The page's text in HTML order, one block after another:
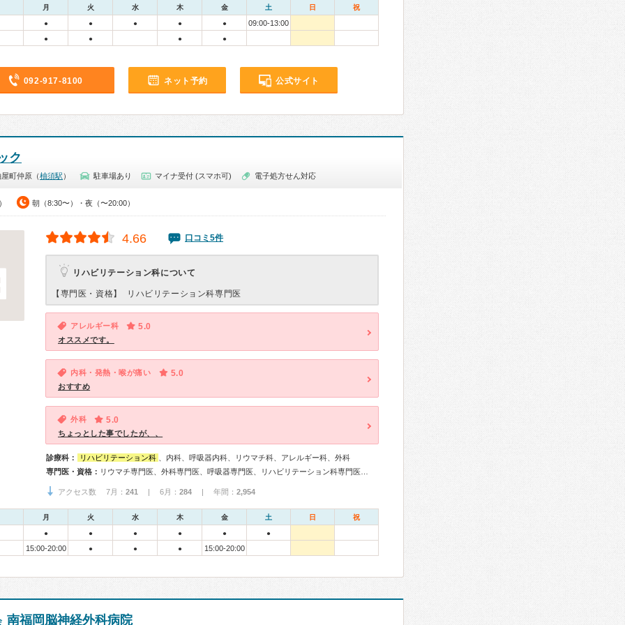
月 火 水 木 金 土 日 祝
● ● ● ● ● 09:00-13:00
● ● ● ●
092-917-8100 ネット予約 公式サイト
ク
町仲原（柚須駅 ） 駐車場あり マイナ受付 (スマホ可) 電子処方せん対応
朝（8:30〜）・夜（〜20:00）
4.66 口コミ5件
リハビリテーション科について
【専門医・資格】 リハビリテーション科専門医
アレルギー科 5.0
オススメです。
内科・発熱・喉が痛い 5.0
おすすめ
外科 5.0
ちょっとした事でしたが、、
診療科： リハビリテーション科
、内科、呼吸器内科、リウマチ科、アレルギー科、外科
専門医・資格：
アクセス数 7月： 241 | 6月： 284 | 年間： 2,954
月 火 水 木 金 土 日 祝
● ● ● ● ● ●
15:00-20:00 ● ● ● 15:00-20:00
南福岡脳神経外科病院